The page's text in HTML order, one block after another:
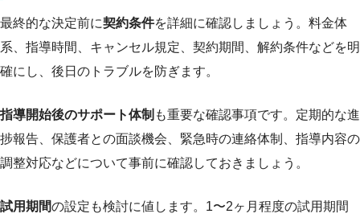
最終的な決定前に契約条件を詳細に確認しましょう。料金体
系、指導時間、キャンセル規定、契約期間、解約条件などを明
確にし、後日のトラブルを防ぎます。
指導開始後のサポート体制 も重要な確認事項です。定期的な進
捗報告、保護者との面談機会、緊急時の連絡体制、指導内容の
調整対応などについて事前に確認しておきましょう。
試用期間の設定も検討に値します。1〜2ヶ月程度の試用期間